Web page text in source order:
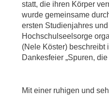
statt, die ihren Körper
wurde gemeinsame
ersten Studienjahres
Hochschulseelsorge
(Nele Köster) beschreibt
Dankesfeier „Spuren,
Mit einer ruhigen und